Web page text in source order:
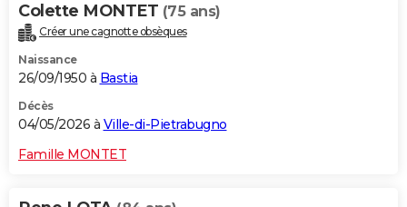
Colette MONTET (75 ans)
Créer une cagnotte obsèques
Naissance
26/09/1950 à Bastia
Décès
04/05/2026 à Ville-di-Pietrabugno
Famille MONTET